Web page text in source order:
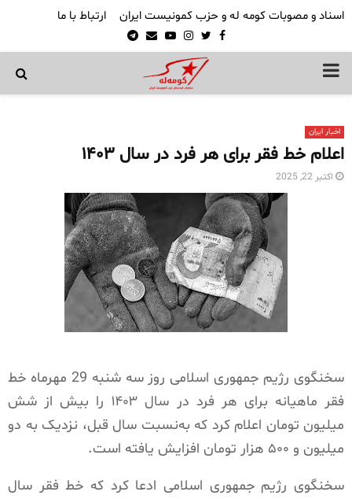
اسناد و مصوبات کومه له و حزب کمونیست ایران ارتباط با ما
Facebook
Twitter
Instagram
Youtube
Email
Telegram
PRIMARY
اخبار ایران
اعلام خط فقر برای هر فرد در سال ۱۴۰۳
اکتبر 22, 2025
سخنگوی رژیم جمهوری اسلامی روز سه شنبه 29 مهرماه خط
فقر ماهیانه برای هر فرد در سال ۱۴۰۳ را بیش از شش
میلیون تومان اعلام کرد که به‌نسبت سال قبل، نزدیک به دو
میلیون و ۵۰۰ هزار تومان افزایش یافته است.
سخنگوی رژیم جمهوری اسلامی ادعا کرد که خط فقر سال